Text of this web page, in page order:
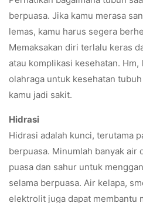
berpuasa. Jika kamu merasa
lemas, kamu harus segera
Memaksakan diri terlalu keras
atau komplikasi kesehatan. Hm,
olahraga untuk kesehatan
kamu jadi sakit.
Hidrasi
Hidrasi adalah kunci, terutama
berpuasa. Minumlah banyak air
puasa dan sahur untuk
selama berpuasa. Air kelapa,
elektrolit juga dapat membantu